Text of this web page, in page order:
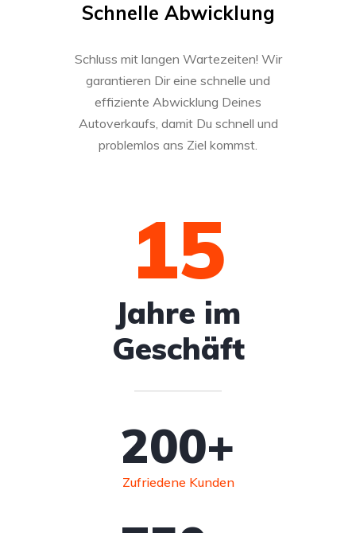
Schnelle Abwicklung
Schluss mit langen Wartezeiten! Wir
garantieren Dir eine schnelle und
effiziente Abwicklung Deines
Autoverkaufs, damit Du schnell und
problemlos ans Ziel kommst.
15
Jahre im
Geschäft
Zufriedene Kunden
200+